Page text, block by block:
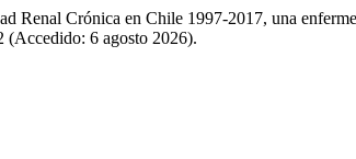
Renal Crónica en Chile 1997-2017, una
(Accedido: 6 agosto 2026).